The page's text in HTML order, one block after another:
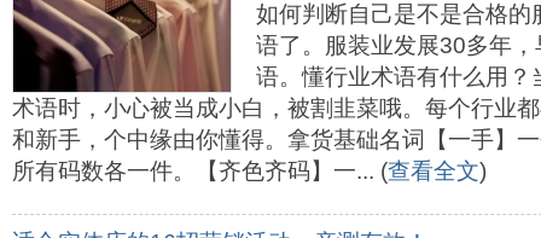
如何判断自己是不是合格
语了。服装业发展30多年
语。懂行业术语有什么用
术语时，小心被当成小白，被割韭菜哦。每个行业
和新手，个中缘由你懂得。拿货基础名词【一手】
所有码数各一件。【齐色齐码】一... (查看全文)